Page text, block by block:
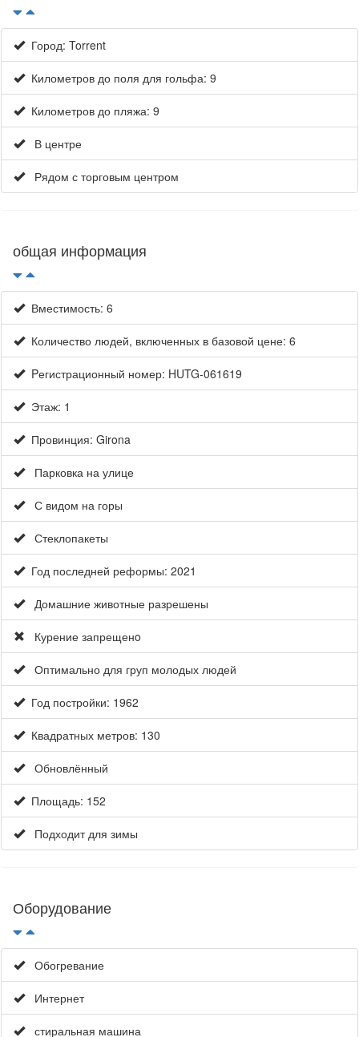
Город: Torrent
Километров до поля для гольфа: 9
Километров до пляжа: 9
В центре
Рядом с торговым центром
общая информация
Вместимость: 6
Количество людей, включенных в базовой цене: 6
Pегистрационный номер: HUTG-061619
Этаж: 1
Провинция: Girona
Парковка на улице
С видом на горы
Стеклопакеты
Год последней реформы: 2021
Домашние животные разрешены
Курение запрещенo
Оптимально для груп молодых людей
Год постройки: 1962
Квадратных метров: 130
Обновлённый
Площадь: 152
Подходит для зимы
Оборудование
Обогревание
Интернет
стиральная машина